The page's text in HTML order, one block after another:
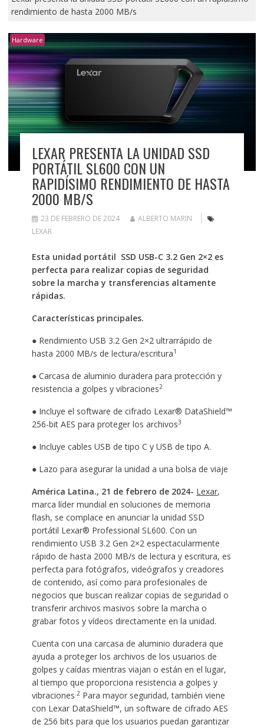
rendimiento de hasta 2000 MB/s
Hardware
LEXAR PRESENTA LA UNIDAD SSD
PORTÁTIL SL600 CON UN
RAPIDÍSIMO RENDIMIENTO DE HASTA
2000 MB/S
23 DE FEBRERO DE 2024
ALBERTO MARIN
LEXAR
Esta unidad portátil SSD USB-C 3.2 Gen 2×2 es
perfecta para realizar copias de seguridad
sobre la marcha y transferencias altamente
rápidas.
Características principales.
● Rendimiento USB 3.2 Gen 2×2 ultrarrápido de
hasta 2000 MB/s de lectura/escritura1
● Carcasa de aluminio duradera para protección y
resistencia a golpes y vibraciones2
● Incluye el software de cifrado Lexar® DataShield™
256-bit AES para proteger los archivos3
● Incluye cables USB de tipo C y USB de tipo A.
● Lazo para asegurar la unidad a una bolsa de viaje
América Latina., 21 de febrero de 2024- Lexar,
marca líder mundial en soluciones de memoria
flash, se complace en anunciar la unidad SSD
portátil Lexar® Professional SL600. Con un
rendimiento USB 3.2 Gen 2×2 espectacularmente
rápido de hasta 2000 MB/s de lectura y escritura, es
perfecta para fotógrafos, videógrafos y creadores
de contenido, así como para profesionales de
negocios que buscan realizar copias de seguridad o
transferir archivos masivos sobre la marcha o
grabar fotos y vídeos directamente en la unidad.
Cuenta con una carcasa de aluminio duradera que
ayuda a proteger los archivos de los usuarios de
golpes y caídas mientras viajan o están en el lugar,
al tiempo que proporciona resistencia a golpes y
vibraciones .2Para mayor seguridad, también viene
con Lexar DataShield™, un software de cifrado AES
de 256 bits para que los usuarios puedan garantizar